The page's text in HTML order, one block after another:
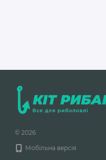
© 2026
Мобільна версія